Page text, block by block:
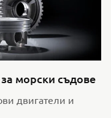
морски съдове
двигатели и